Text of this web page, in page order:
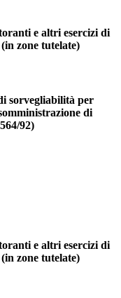
e altri esercizi di
zone tutelate)
sorvegliabilità per
di
92)
e altri esercizi di
zone tutelate)